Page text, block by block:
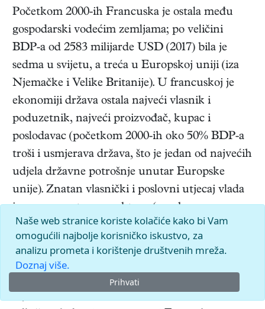
Početkom 2000-ih Francuska je ostala među
gospodarski vodećim zemljama; po veličini
BDP-a od 2583 milijarde USD (2017) bila je
sedma u svijetu, a treća u Europskoj uniji (iza
Njemačke i Velike Britanije). U francuskoj je
ekonomiji država ostala najveći vlasnik i
poduzetnik, najveći proizvođač, kupac i
poslodavac (početkom 2000-ih oko 50% BDP-a
troši i usmjerava država, što je jedan od najvećih
udjela državne potrošnje unutar Europske
unije). Znatan vlasnički i poslovni utjecaj vlada
ima u prometnome sektoru (posebno u
željezničkom i zračnom), te u elektroprivredi,
telekomunikacijama i proizvodnji oružja, iako se
privatizacijom od početka 1990-ih smanjuju
njezini dionički paketi. Francuska je s
Njemačkom i državama Beneluxa dala
Naše web stranice koriste kolačiće kako bi Vam
omogućili najbolje korisničko iskustvo, za
analizu prometa i korištenje društvenih mreža.
Doznaj više.
Prihvati